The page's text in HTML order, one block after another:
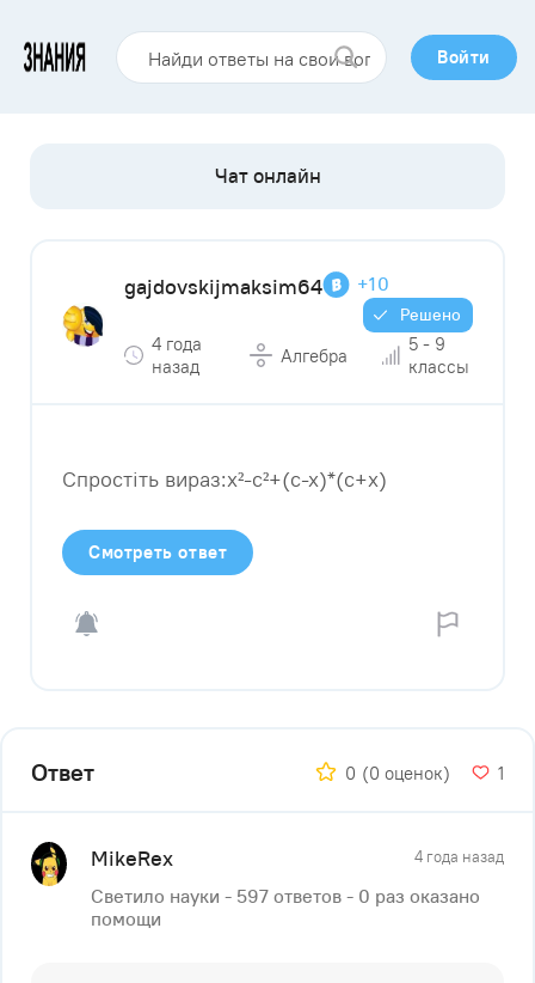
Войти
gajdovskijmaksim64 +10
Решено
4 года
назад
Алгебра
5 - 9
классы
Спростіть вираз:x²-c²+(c-x)*(c+x)
Смотреть ответ
Ответ 0 (0 оценок) 1
MikeRex 4 года назад
Светило науки - 597 ответов - 0 раз оказано
помощи